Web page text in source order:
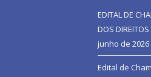
EDITAL DE
DOS
junho de 2026
Edital de